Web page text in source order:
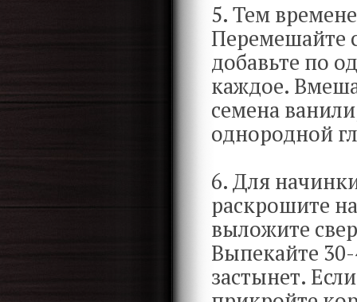
5. Тем
Перемешайте
добавьте по
каждое.
семена
однородной
6. Для
раскрошите
выложите
Выпекайте
застынет.